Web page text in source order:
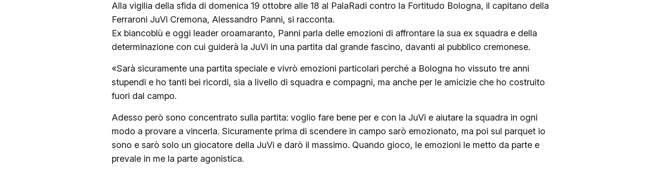
Alla vigilia della sfida di domenica 19 ottobre alle 18 al PalaRadi contro la Fortitudo Bologna, il capitano della
Ferraroni JuVi Cremona, Alessandro Panni, si racconta.
Ex biancoblù e oggi leader oroamaranto, Panni parla delle emozioni di affrontare la sua ex squadra e della
determinazione con cui guiderà la JuVi in una partita dal grande fascino, davanti al pubblico cremonese.
«Sarà sicuramente una partita speciale e vivrò emozioni particolari perché a Bologna ho vissuto tre anni
stupendi e ho tanti bei ricordi, sia a livello di squadra e compagni, ma anche per le amicizie che ho costruito
fuori dal campo.
Adesso però sono concentrato sulla partita: voglio fare bene per e con la JuVi e aiutare la squadra in ogni
modo a provare a vincerla. Sicuramente prima di scendere in campo sarò emozionato, ma poi sul parquet io
sono e sarò solo un giocatore della JuVi e darò il massimo. Quando gioco, le emozioni le metto da parte e
prevale in me la parte agonistica.